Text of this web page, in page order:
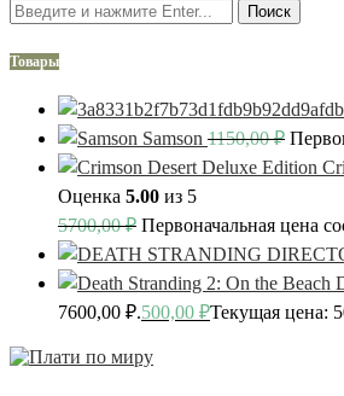
Поиск
Товары
Samson 1150,00₽
Оценка 5.00 из 5
5700,00₽ Первоначальная цена
7600,00 ₽.500,00 ₽Текущая цена: